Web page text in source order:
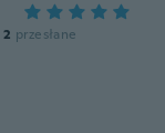
2 przesłane